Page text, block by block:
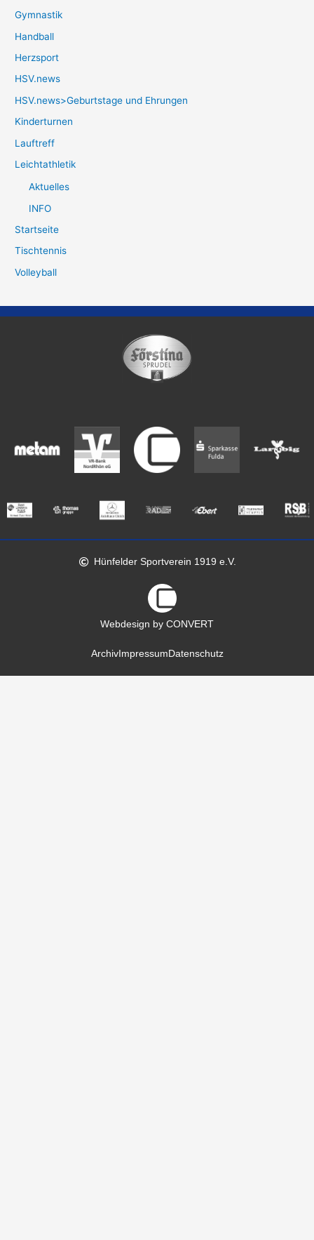
Gymnastik
Handball
Herzsport
HSV.news
HSV.news>Geburtstage und Ehrungen
Kinderturnen
Lauftreff
Leichtathletik
Aktuelles
INFO
Startseite
Tischtennis
Volleyball
Hünfelder Sportverein 1919 e.V.
Webdesign by CONVERT
ArchivImpressum Datenschutz